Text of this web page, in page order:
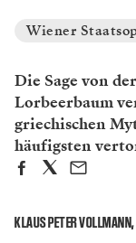
Wiener
Die Sage von
Lorbeerbaum
griechischen
häufigsten
KLAUS PETER VOLLMANN,